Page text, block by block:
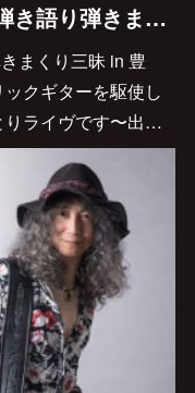
2026/6/6(土) は、山本恭司 弾き語り弾きまくり三昧 in 豊田♪
まくり三昧 in 豊
クギターを駆使し
りライヴです〜出…